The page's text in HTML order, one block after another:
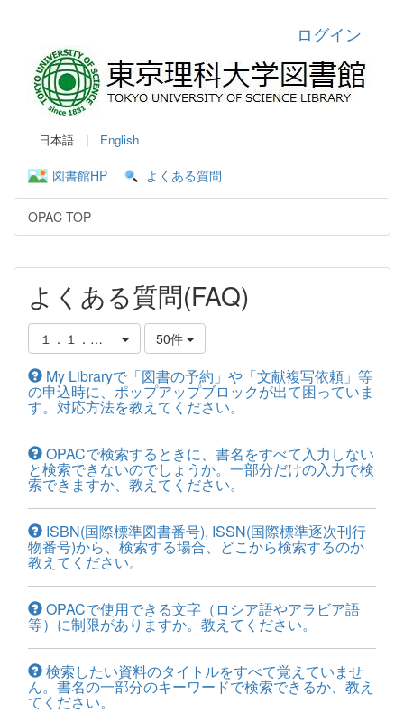
ログイン
日本語 | English
図書館HP よくある質問
OPAC TOP
よくある質問(FAQ)
１．１．図書館蔵書の調べ方
50件
My Libraryで「図書の予約」や「文献複写依頼」等
の申込時に、ポップアップブロックが出て困っていま
す。対応方法を教えてください。
OPACで検索するときに、書名をすべて入力しない
と検索できないのでしょうか。一部分だけの入力で検
索できますか、教えてください。
ISBN(国際標準図書番号), ISSN(国際標準逐次刊行
物番号)から、検索する場合、どこから検索するのか
教えてください。
OPACで使用できる文字（ロシア語やアラビア語
等）に制限がありますか。教えてください。
検索したい資料のタイトルをすべて覚えていませ
ん。書名の一部分のキーワードで検索できるか、教え
てください。